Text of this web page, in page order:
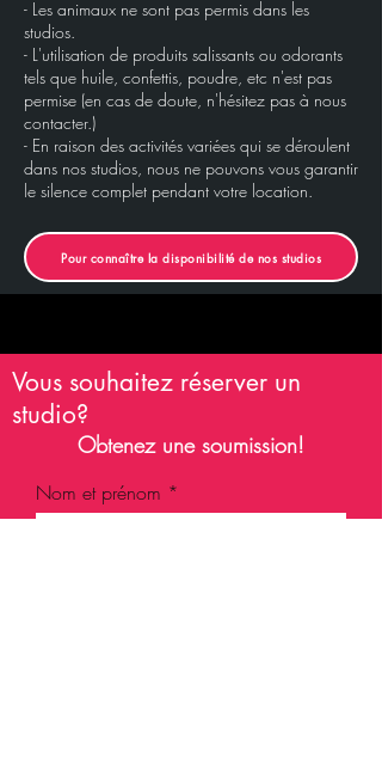
- Les animaux ne sont pas permis dans les
studios.
- L'utilisation de produits salissants ou odorants
tels que huile, confettis, poudre, etc n'est pas
permise (en cas de doute, n'hésitez pas à nous
contacter.)
- En raison des activités variées qui se déroulent
dans nos studios, nous ne pouvons vous garantir
le silence complet pendant votre location.
Pour connaître la disponibilité de nos studios
Vous souhaitez réserver un
studio?
Obtenez une soumission!
Nom et prénom